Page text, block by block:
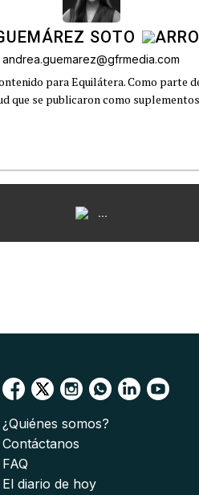
SOTO
andrea.guemarez@gfrmedia.com
para Equilátera. Como parte
que se publicaron como
...
¿Quiénes somos?
Contáctanos
FAQ
El diario de hoy